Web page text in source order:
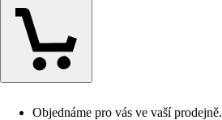
Objednáme pro vás ve vaší prodejně.